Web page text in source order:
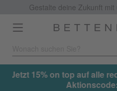
Gestalte deine Zukunft
Toggle
navigation
Jetzt 15% on top auf alle